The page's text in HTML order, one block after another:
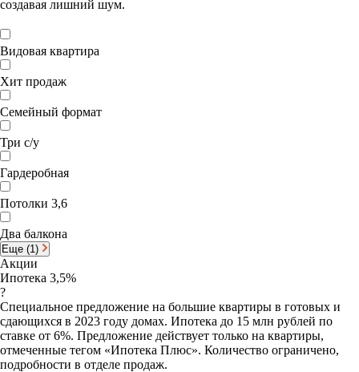
создавая лишний шум.
Видовая квартира
Хит продаж
Семейный формат
Три с/у
Гардеробная
Потолки 3,6
Два балкона
Еще (1)
Акции
Ипотека 3,5%
?
Специальное предложение на большие квартиры в готовых и
сдающихся в 2023 году домах. Ипотека до 15 млн рублей по
ставке от 6%. Предложение действует только на квартиры,
отмеченные тегом «Ипотека Плюс». Количество ограничено,
подробности в отделе продаж.